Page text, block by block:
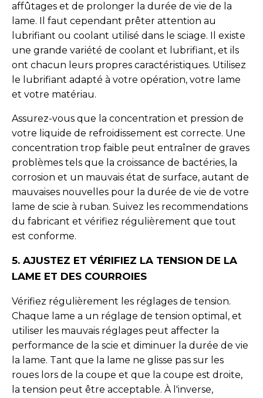
affûtages et de prolonger la durée de vie de la
lame. Il faut cependant prêter attention au
lubrifiant ou coolant utilisé dans le sciage. Il existe
une grande variété de coolant et lubrifiant, et ils
ont chacun leurs propres caractéristiques. Utilisez
le lubrifiant adapté à votre opération, votre lame
et votre matériau.
Assurez-vous que la concentration et pression de
votre liquide de refroidissement est correcte. Une
concentration trop faible peut entraîner de graves
problèmes tels que la croissance de bactéries, la
corrosion et un mauvais état de surface, autant de
mauvaises nouvelles pour la durée de vie de votre
lame de scie à ruban. Suivez les recommendations
du fabricant et vérifiez régulièrement que tout
est conforme.
5. AJUSTEZ ET VÉRIFIEZ LA TENSION DE LA
LAME ET DES COURROIES
Vérifiez régulièrement les réglages de tension.
Chaque lame a un réglage de tension optimal, et
utiliser les mauvais réglages peut affecter la
performance de la scie et diminuer la durée de vie
la lame. Tant que la lame ne glisse pas sur les
roues lors de la coupe et que la coupe est droite,
la tension peut être acceptable. À l'inverse,